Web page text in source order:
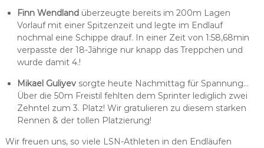
Finn Wendlandüberzeugte bereits im 200m Lagen
Vorlauf mit einer Spitzenzeit und legte im Endlauf
nochmal eine Schippe drauf. In einer Zeit von 1:58,68min
verpasste der 18-Jährige nur knapp das Treppchen und
wurde damit 4.!
Mikael Guliyevsorgte heute Nachmittag für Spannung…
Über die 50m Freistil fehlten dem Sprinter lediglich zwei
Zehntel zum 3. Platz! Wir gratulieren zu diesem starken
Rennen & der tollen Platzierung!
Wir freuen uns, so viele LSN-Athleten in den Endläufen